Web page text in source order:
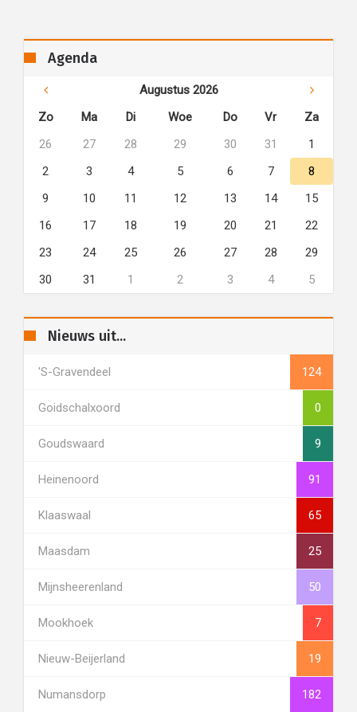
Agenda
Augustus 2026
Zo
Ma Di Woe Do Vr
Za
26
27 28 29 30 31
1
2
3 4 5 6 7
8
9
10 11 12 13 14
15
16
17 18 19 20 21
22
23
24 25 26 27 28
29
30
31 1 2 3 4 5
Nieuws uit...
's-Gravendeel 124
Goidschalxoord 0
Goudswaard 9
Heinenoord 91
Klaaswaal 65
Maasdam 25
Mijnsheerenland 50
Mookhoek 7
Nieuw-Beijerland 19
Numansdorp 182